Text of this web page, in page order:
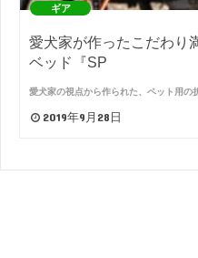
ギア
愛犬家が作ったこだわり
ベッド『SP
愛犬家の視点から作られた、ペット用の
2019年9月28日